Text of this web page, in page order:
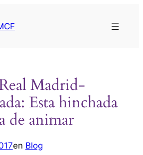
Madrid-
Esta hinchada
de animar
en Blog